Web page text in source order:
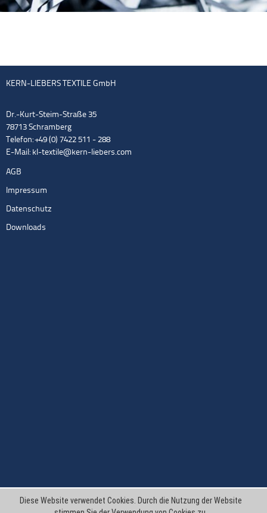
KERN-LIEBERS TEXTILE GmbH
Dr.-Kurt-Steim-Straße 35
78713 Schramberg
Telefon: +49 (0) 7422 511 - 288
E-Mail: kl-textile@kern-liebers.com
AGB
Impressum
Datenschutz
Downloads
Diese Website verwendet Cookies. Durch die Nutzung der Website